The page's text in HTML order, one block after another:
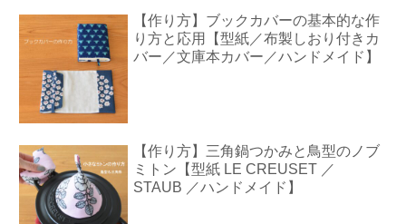
【作り方】ブックカバーの基本的な作
り方と応用【型紙／布製しおり付きカ
バー／文庫本カバー／ハンドメイド】
【作り方】三角鍋つかみと鳥型のノブ
ミトン【型紙 LE CREUSET ／
STAUB ／ハンドメイド】